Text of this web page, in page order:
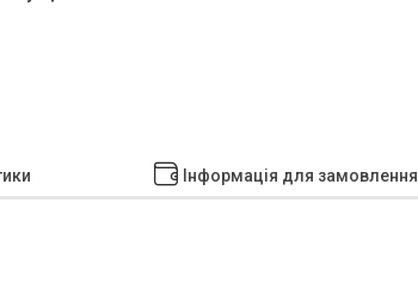
Інформація для замовлення